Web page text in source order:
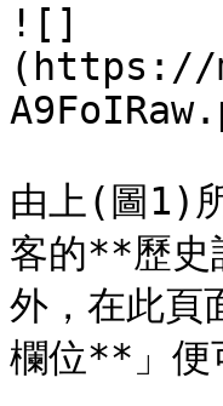
![]
(https://
由上(圖1)
客的**歷史
外，在此頁
欄位**」便